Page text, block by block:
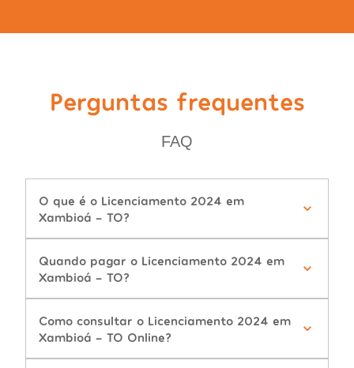
Perguntas frequentes
FAQ
O que é o Licenciamento 2024 em
Xambioá - TO?
Quando pagar o Licenciamento 2024 em
Xambioá - TO?
Como consultar o Licenciamento 2024 em
Xambioá - TO Online?